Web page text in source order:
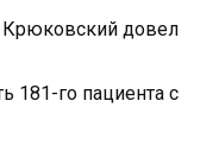
Крюковский довел
181-го пациента с